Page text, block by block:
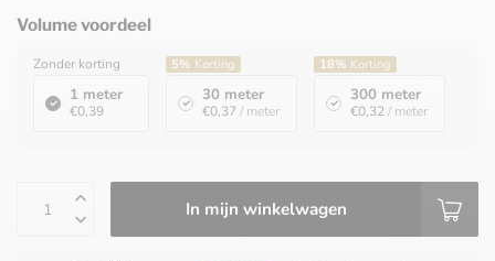
Volume voordeel
Zonder korting
1 meter
€0,39
5% Korting
30 meter
€0,37 / meter
18% Korting
300 meter
€0,32/ meter
In mijn winkelwagen